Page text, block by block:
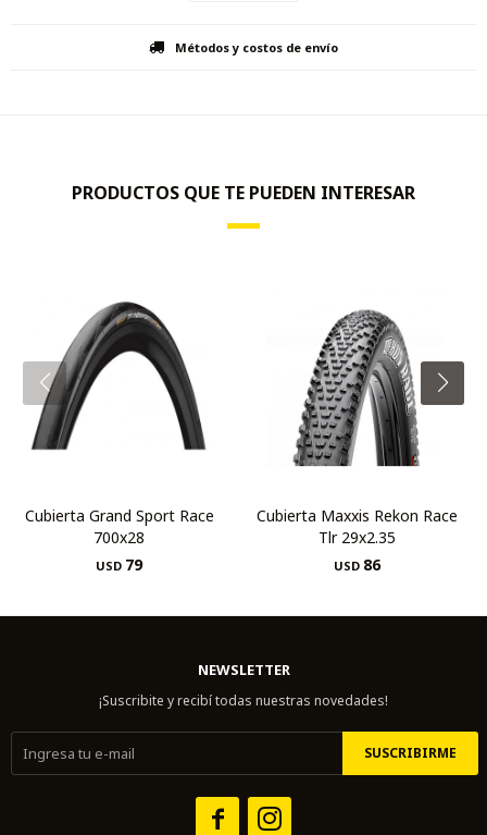
Métodos y costos de envío
PRODUCTOS QUE TE PUEDEN INTERESAR
Cubierta Grand Sport Race
700x28
USD 79
Cubierta Maxxis Rekon Race
Tlr 29x2.35
USD 86
NEWSLETTER
¡Suscribite y recibí todas nuestras novedades!
SUSCRIBIRME
 